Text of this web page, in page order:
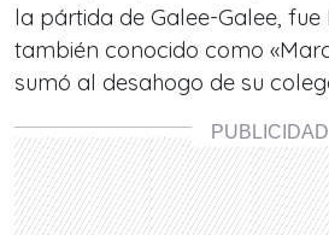
la pártida de Galee-Galee, fue
también conocido como
sumó al desahogo de su